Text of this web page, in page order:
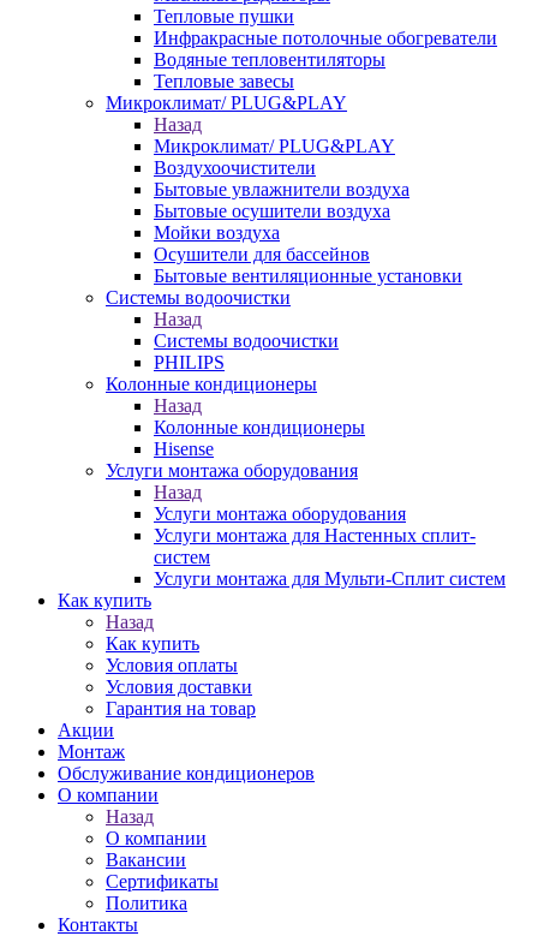
Тепловые пушки
Инфракрасные потолочные обогреватели
Водяные тепловентиляторы
Тепловые завесы
Микроклимат/ PLUG&PLAY
Назад
Микроклимат/ PLUG&PLAY
Воздухоочистители
Бытовые увлажнители воздуха
Бытовые осушители воздуха
Мойки воздуха
Осушители для бассейнов
Бытовые вентиляционные установки
Системы водоочистки
Назад
Системы водоочистки
PHILIPS
Колонные кондиционеры
Назад
Колонные кондиционеры
Hisense
Услуги монтажа оборудования
Назад
Услуги монтажа оборудования
Услуги монтажа для Настенных сплит-
систем
Услуги монтажа для Мульти-Сплит систем
Как купить
Назад
Как купить
Условия оплаты
Условия доставки
Гарантия на товар
Акции
Монтаж
Обслуживание кондиционеров
О компании
Назад
О компании
Вакансии
Сертификаты
Политика
Контакты